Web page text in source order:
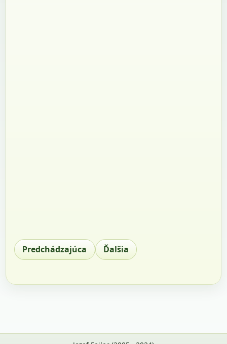
Predchádzajúca Ďalšia